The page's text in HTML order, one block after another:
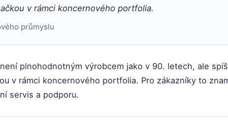
v rámci koncernového portfolia.
průmyslu
plnohodnotným výrobcem jako v 90. letech, ale
v rámci koncernového portfolia. Pro zákazníky to
servis a podporu.